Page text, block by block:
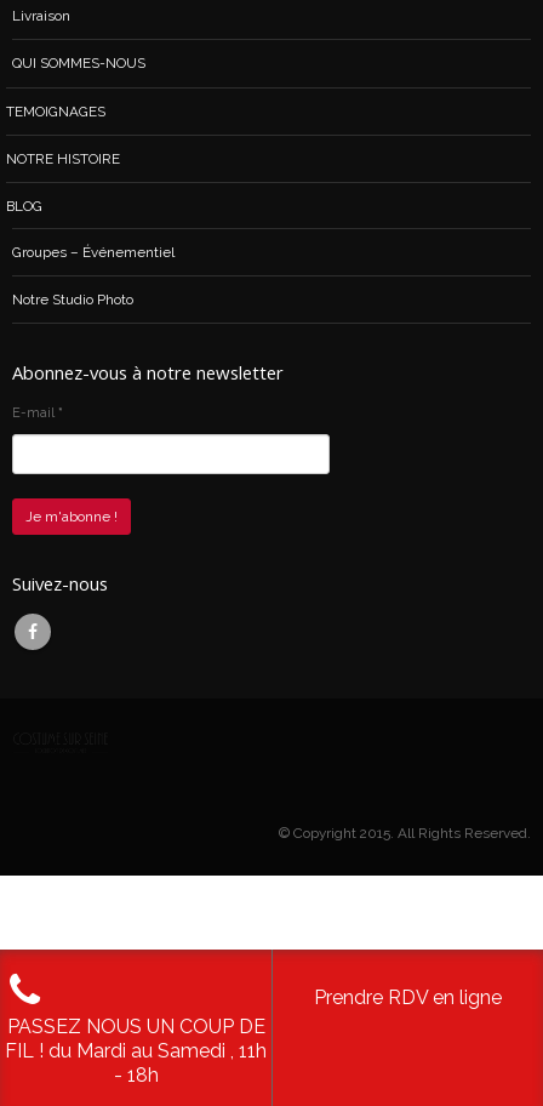
Livraison
QUI SOMMES-NOUS
TEMOIGNAGES
NOTRE HISTOIRE
BLOG
Groupes – Événementiel
Notre Studio Photo
Abonnez-vous à notre newsletter
E-mail *
Suivez-nous
© Copyright 2015. All Rights Reserved.
PASSEZ NOUS UN COUP DE
FIL ! du Mardi au Samedi , 11h
- 18h
Prendre RDV en ligne